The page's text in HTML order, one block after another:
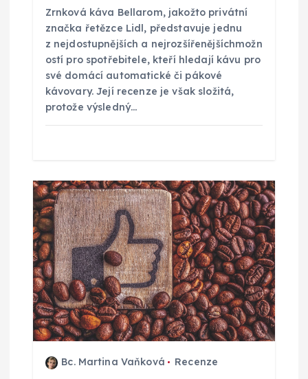
Zrnková káva Bellarom, jakožto privátní
značka řetězce Lidl, představuje jednu
z nejdostupnějších a nejrozšířenějšíchmožn
ostí pro spotřebitele, kteří hledají kávu pro
své domácí automatické či pákové
kávovary. Její recenze je však složitá,
protože výsledný…
Bc. Martina Vaňková Recenze